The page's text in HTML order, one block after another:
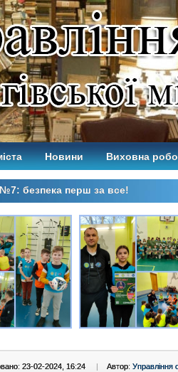
Новини Виховна
безпека перш за все!
23-02-2024, 16:24 | Автор: Управління